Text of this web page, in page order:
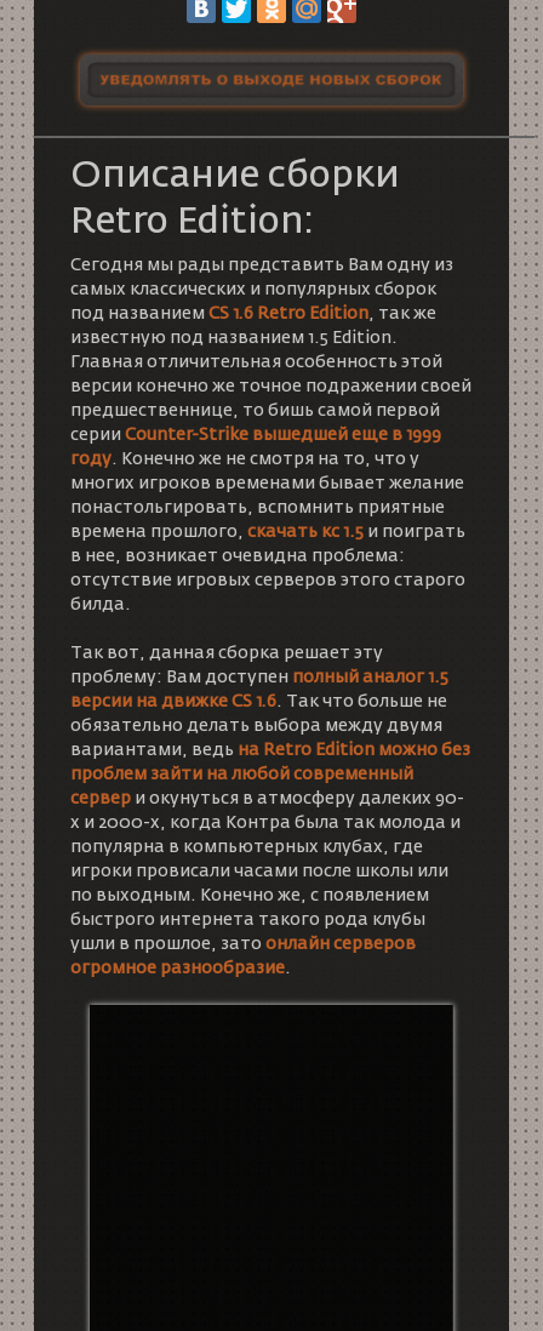
Описание сборки
Retro Edition:
Сегодня мы рады представить Вам одну из
самых классических и популярных сборок
под названием CS 1.6 Retro Edition, так же
известную под названием 1.5 Edition.
Главная отличительная особенность этой
версии конечно же точное подражении своей
предшественнице, то бишь самой первой
серии Counter-Strike вышедшей еще в 1999
году. Конечно же не смотря на то, что у
многих игроков временами бывает желание
понастольгировать, вспомнить приятные
времена прошлого, скачать кс 1.5и поиграть
в нее, возникает очевидна проблема:
отсутствие игровых серверов этого старого
билда.
Так вот, данная сборка решает эту
проблему: Вам доступенполный аналог 1.5
версии на движке CS 1.6. Так что больше не
обязательно делать выбора между двумя
вариантами, ведь на Retro Edition можно без
проблем зайти на любой современный
сервери окунуться в атмосферу далеких 90-
х и 2000-х, когда Контра была так молода и
популярна в компьютерных клубах, где
игроки провисали часами после школы или
по выходным. Конечно же, с появлением
быстрого интернета такого рода клубы
ушли в прошлое, зато онлайн серверов
огромное разнообразие.